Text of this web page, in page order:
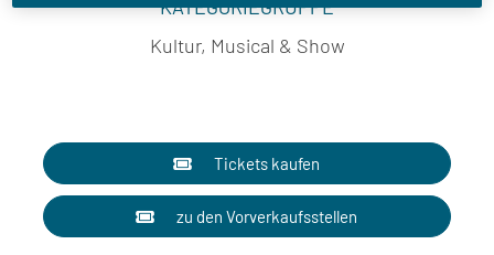
KATEGORIEGRUPPE
Kultur, Musical & Show
Tickets kaufen
zu den Vorverkaufsstellen